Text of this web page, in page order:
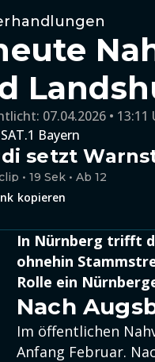
07.04.2026 • 13:11
Bayern
setzt
• 19 Sek • Ab 12
kopieren
In Nürnberg trifft
ohnehin
Rolle ein
Nach
Im öffentlichen
Anfang Februar.